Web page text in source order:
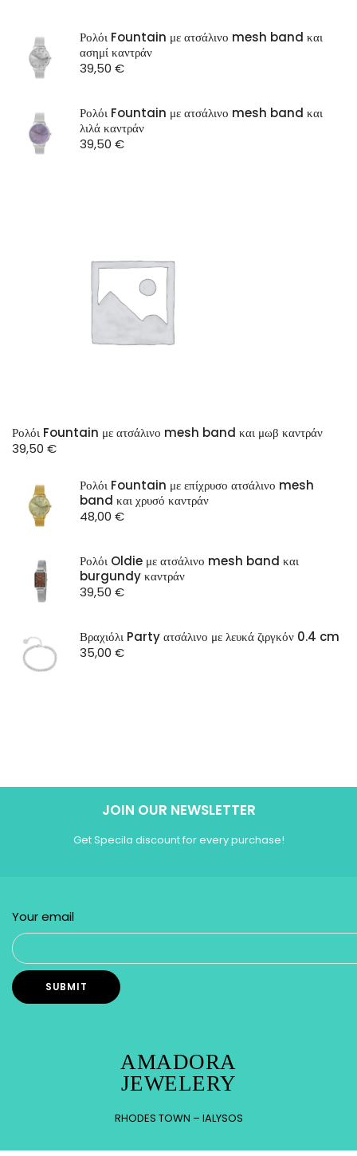
ST Watch
Ρολόι Fountain με ατσάλινο mesh band και
ασημί καντράν
39,50 €
Ρολόι Fountain με ατσάλινο mesh band και
λιλά καντράν
39,50 €
Ρολόι Fountain με ατσάλινο mesh band και μωβ καντράν
39,50 €
Ρολόι Fountain με επίχρυσο ατσάλινο mesh
band και χρυσό καντράν
48,00 €
Ρολόι Oldie με ατσάλινο mesh band και
burgundy καντράν
39,50 €
Βραχιόλι Party ατσάλινο με λευκά ζιργκόν 0.4 cm
35,00 €
JOIN OUR NEWSLETTER
Get Specila discount for every purchase!
Your email
AMADORA
JEWELERY
RHODES TOWN – IALYSOS